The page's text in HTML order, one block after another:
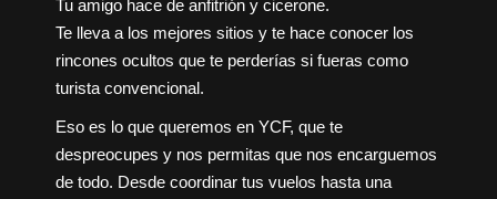
Tu amigo hace de anfitrión y cicerone.
Te lleva a los mejores sitios y te hace conocer los
rincones ocultos que te perderías si fueras como
turista convencional.
Eso es lo que queremos en YCF, que te
despreocupes y nos permitas que nos encarguemos
de todo. Desde coordinar tus vuelos hasta una